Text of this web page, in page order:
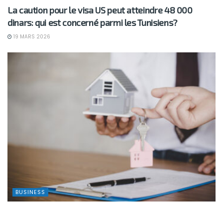
La caution pour le visa US peut atteindre 48 000
dinars: qui est concerné parmi les Tunisiens?
19 MARS 2026
BUSINESS